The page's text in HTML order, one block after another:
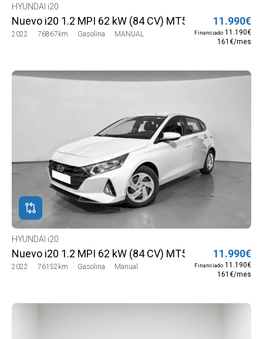
HYUNDAI i20
Nuevo i20 1.2 MPI 62 kW (84 CV) MT5 2WD Sense
2022 76867km Gasolina MANUAL
11.990€
Financiado 11.190€
161€/mes
HYUNDAI i20
Nuevo i20 1.2 MPI 62 kW (84 CV) MT5 2WD Sense
2022 76152km Gasolina Manual
11.990€
Financiado 11.190€
161€/mes